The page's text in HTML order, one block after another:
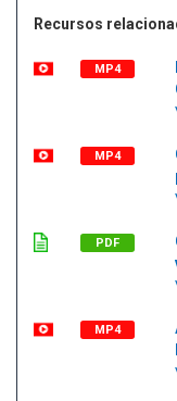
Recursos
MP4
MP4
PDF
MP4